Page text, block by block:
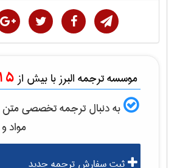
موسسه ترجمه البرز با بیش از 15
به دنبال ترجمه تخصصی متن
مواد
ثبت سفارش ترجمه جدید